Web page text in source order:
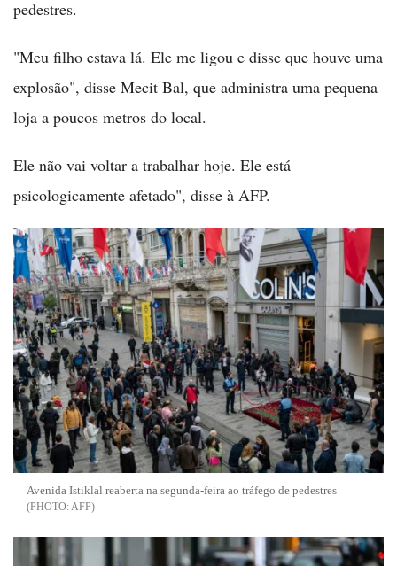
pedestres.
"Meu filho estava lá. Ele me ligou e disse que houve uma
explosão", disse Mecit Bal, que administra uma pequena
loja a poucos metros do local.
Ele não vai voltar a trabalhar hoje. Ele está
psicologicamente afetado", disse à AFP.
Avenida Istiklal reaberta na segunda-feira ao tráfego de pedestres
AFP